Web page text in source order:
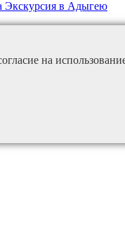
Экскурсия в Адыгею
на